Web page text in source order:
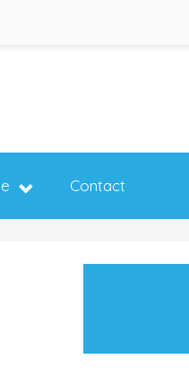
Contact